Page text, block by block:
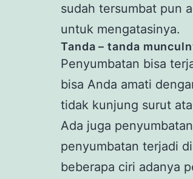
sudah tersumbat pun
untuk mengatasinya.
Tanda – tanda
Penyumbatan bisa
bisa Anda amati
tidak kunjung surut
Ada juga
penyumbatan terjadi
beberapa ciri adanya